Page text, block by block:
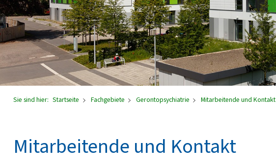
Sie sind hier: Startseite Fachgebiete Gerontopsychiatrie Mitarbeitende und Kontakt
Mitarbeitende und Kontakt